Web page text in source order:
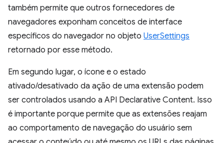
também permite que outros fornecedores de
navegadores exponham conceitos de interface
específicos do navegador no objeto UserSettings
retornado por esse método.
Em segundo lugar, o ícone e o estado
ativado/desativado da ação de uma extensão podem
ser controlados usando a API Declarative Content. Isso
é importante porque permite que as extensões reajam
ao comportamento de navegação do usuário sem